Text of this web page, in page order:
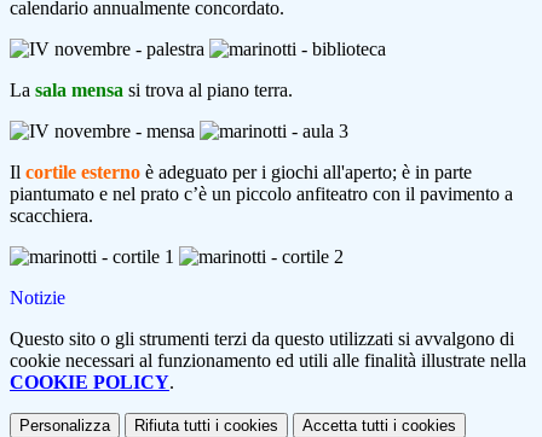
calendario annualmente concordato.
La sala mensa si trova al piano terra.
Il cortile esterno è adeguato per i giochi all'aperto; è in parte
piantumato e nel prato c’è un piccolo anfiteatro con il pavimento a
scacchiera.
Notizie
Questo sito o gli strumenti terzi da questo utilizzati si avvalgono di
cookie necessari al funzionamento ed utili alle finalità illustrate nella
COOKIE POLICY.
Personalizza Rifiuta tutti i cookies Accetta tutti i cookies